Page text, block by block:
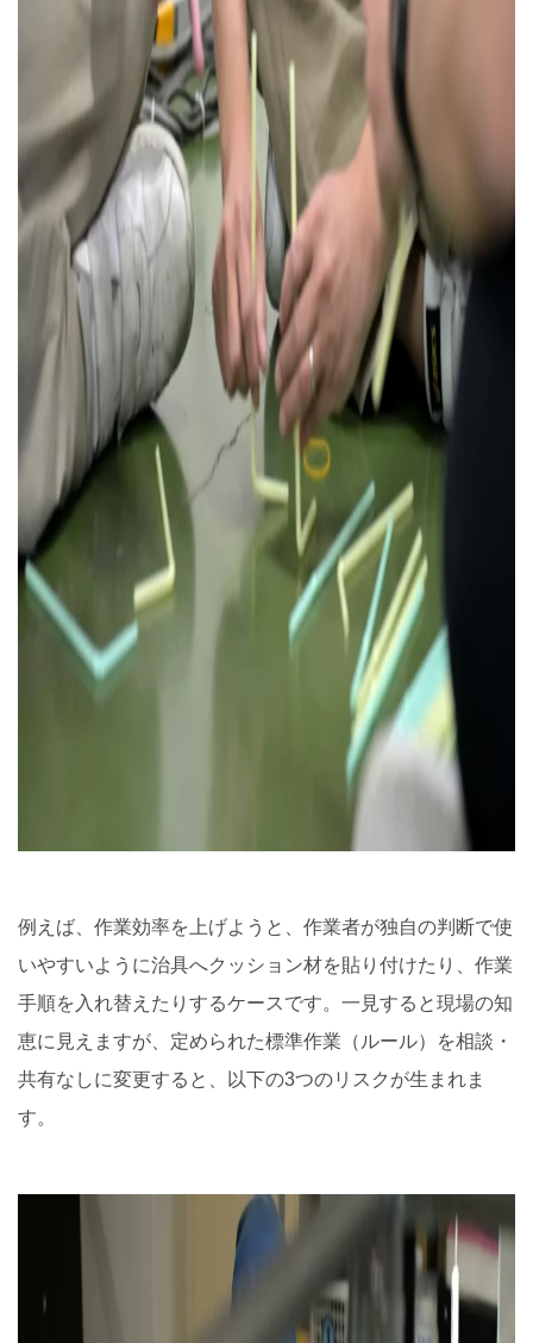
例えば、作業効率を上げようと、作業者が独自の判断で使
いやすいように治具へクッション材を貼り付けたり、作業
手順を入れ替えたりするケースです。一見すると現場の知
恵に見えますが、定められた標準作業（ルール）を相談・
共有なしに変更すると、以下の3つのリスクが生まれま
す。